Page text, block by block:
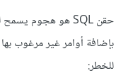
بإضافة أوامر غير مرغوب
للخطر: